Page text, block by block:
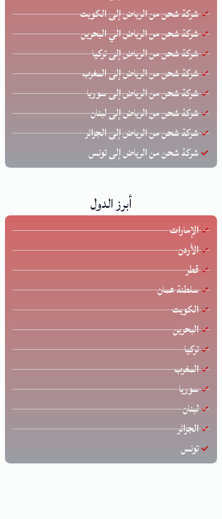
شركة شحن من الرياض إلى الكويت
شركة شحن من الرياض الي البحرين
شركة شحن من الرياض إلى تركيا
شركة شحن من الرياض إلى المغرب
شركة شحن من الرياض إلى سوريا
شركة شحن من الرياض إلى لبنان
شركة شحن من الرياض إلى الجزائر
شركة شحن من الرياض إلى تونس
أبرز الدول
الإمارات
الأردن
قطر
سلطنة عمان
الكويت
البحرين
تركيا
المغرب
سوريا
لبنان
الجزائر
تونس